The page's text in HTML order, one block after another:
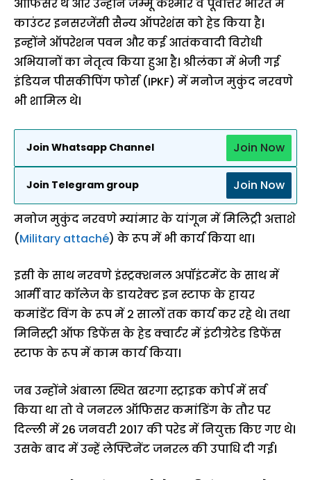
ऑफिसर थे और उन्होंने जम्मू कश्मीर व पूर्वोत्तर भारत में
काउंटर इनसरजेंसी सैन्य ऑपरेशंस को हेड किया है।
इन्होंने ऑपरेशन पवन और कई आतंकवादी विरोधी
अभियानों का नेतृत्व किया हुआ है। श्रीलंका में भेजी गई
इंडियन पीसकीपिंग फोर्स (IPKF) में मनोज मुकुंद नरवणे
भी शामिल थे।
Join Whatsapp Channel Join Now
Join Telegram group Join Now
मनोज मुकुंद नरवणे म्यांमार के यांगून में मिलिट्री अत्ताशे
(Military attaché) के रूप में भी कार्य किया था।
इसी के साथ नरवणे इंस्ट्रक्शनल अपॉइंटमेंट के साथ में
आर्मी वार कॉलेज के डायरेक्ट इन स्टाफ के हायर
कमांडेंट विंग के रूप में 2 सालों तक कार्य कर रहे थे। तथा
मिनिस्ट्री ऑफ डिफेंस के हेड क्वार्टर में इंटीग्रेटेड डिफेंस
स्टाफ के रूप में काम कार्य किया।
जब उन्होंने अंबाला स्थित खरगा स्ट्राइक कोर्प में सर्व
किया था तो वे जनरल ऑफिसर कमांडिंग के तौर पर
दिल्ली में 26 जनवरी 2017 की परेड में नियुक्त किए गए थे।
उसके बाद में उन्हें लेफ्टिनेंट जनरल की उपाधि दी गई।